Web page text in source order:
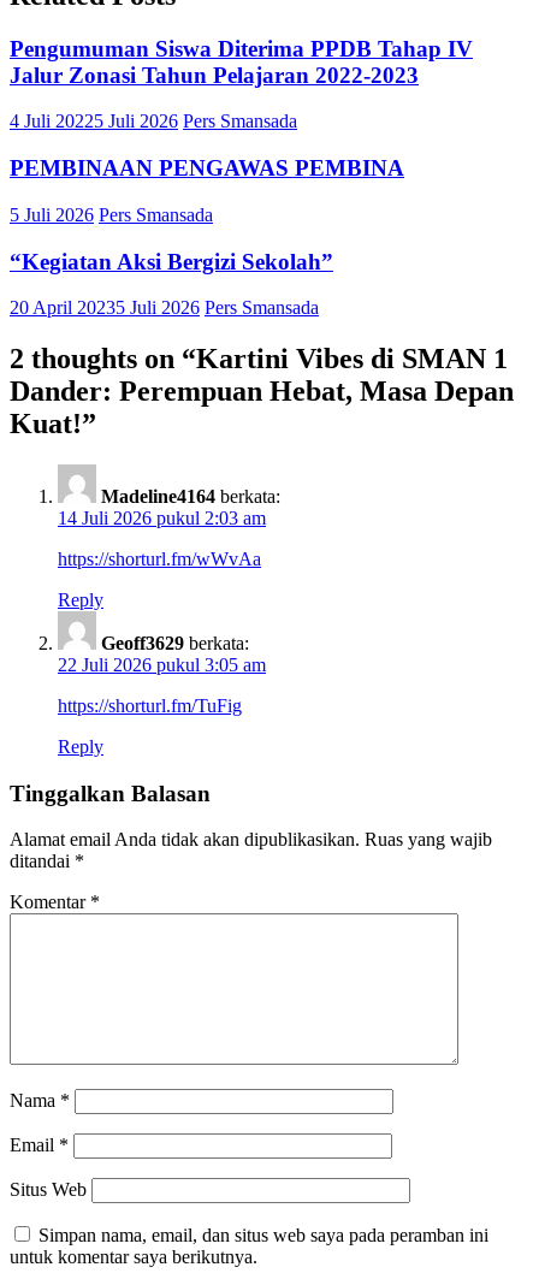
Pengumuman Siswa Diterima PPDB Tahap IV
Jalur Zonasi Tahun Pelajaran 2022-2023
4 Juli 20225 Juli 2026 Pers Smansada
PEMBINAAN PENGAWAS PEMBINA
5 Juli 2026 Pers Smansada
“Kegiatan Aksi Bergizi Sekolah”
20 April 20235 Juli 2026 Pers Smansada
2 thoughts on “Kartini Vibes di SMAN 1
Dander: Perempuan Hebat, Masa Depan
Kuat!”
Madeline4164 berkata:
14 Juli 2026 pukul 2:03 am
https://shorturl.fm/wWvAa
Reply
Geoff3629 berkata:
22 Juli 2026 pukul 3:05 am
https://shorturl.fm/TuFig
Reply
Tinggalkan Balasan
Alamat email Anda tidak akan dipublikasikan. Ruas yang wajib
ditandai *
Komentar *
Nama *
Email *
Situs Web
Simpan nama, email, dan situs web saya pada peramban ini
untuk komentar saya berikutnya.